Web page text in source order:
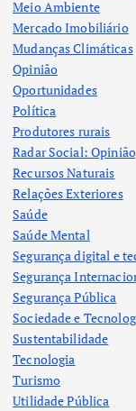
Meio Ambiente
Mercado Imobiliário
Mudanças Climáticas
Opinião
Oportunidades
Política
Produtores rurais
Radar Social:
Recursos Naturais
Relações Exteriores
Saúde
Saúde Mental
Segurança digital e
Segurança
Segurança Pública
Sociedade e
Sustentabilidade
Tecnologia
Turismo
Utilidade Pública